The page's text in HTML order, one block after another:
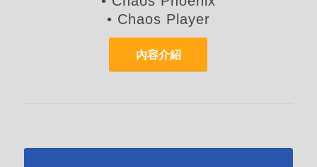
• Chaos Player
內容介紹